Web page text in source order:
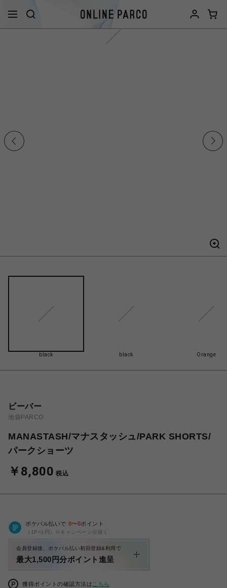
black black Orange
ビーバー
池袋PARCO
MANASTASH/マナスタッシュ/PARK SHORTS/
パークショーツ
￥8,800 税込
ポケパル払いで 0〜0ポイント
（1P=1円）※キャンペーン分除く
会員登録後、ポケパル払い初回登録&利用で
最大1,500円分ポイント進呈
獲得ポイントの確認方法は こちら